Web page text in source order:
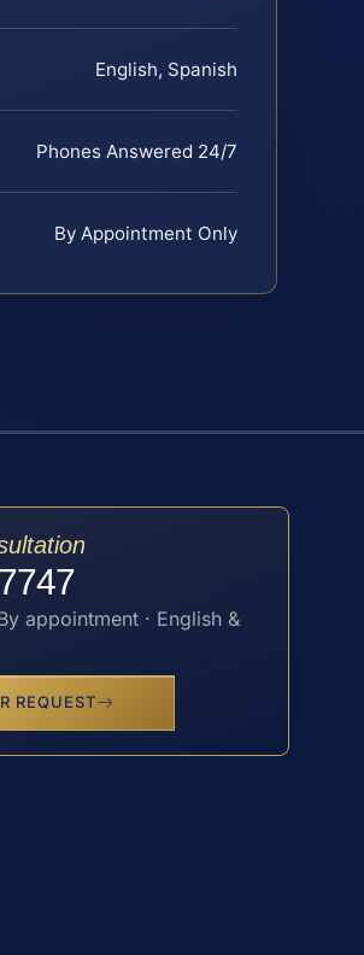
English, Spanish
Phones Answered 24/7
By Appointment Only
appointment · English &
REQUEST